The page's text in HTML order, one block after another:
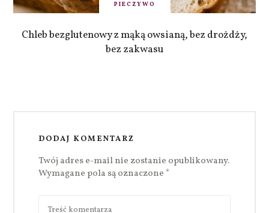
PIECZYWO
Chleb bezglutenowy z mąką owsianą, bez drożdży,
bez zakwasu
DODAJ KOMENTARZ
Twój adres e-mail nie zostanie opublikowany.
Wymagane pola są oznaczone *